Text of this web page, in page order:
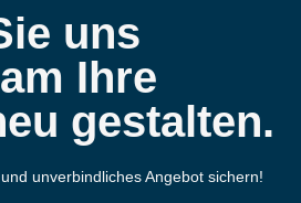
uns
Ihre
gestalten.
unverbindliches Angebot sichern!